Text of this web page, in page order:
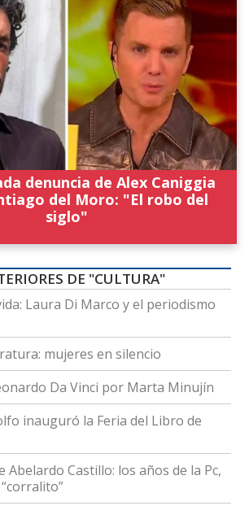
denuncia de Alex Caniggia
del Moro: "El robo del
siglo"
DE "CULTURA"
Laura Di Marco y el periodismo
mujeres en silencio
Da Vinci por Marta Minujín
inauguró la Feria del Libro de
Abelardo Castillo: los años de la Pc,